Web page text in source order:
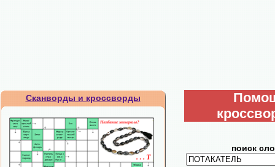
Сканворды и кроссворды
поиск